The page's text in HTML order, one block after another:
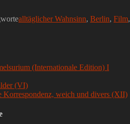
alltäglicher Wahnsinn, Berlin, Film,
(Internationale Edition) I
(VI)
Korrespondenz, weich und divers (XII)